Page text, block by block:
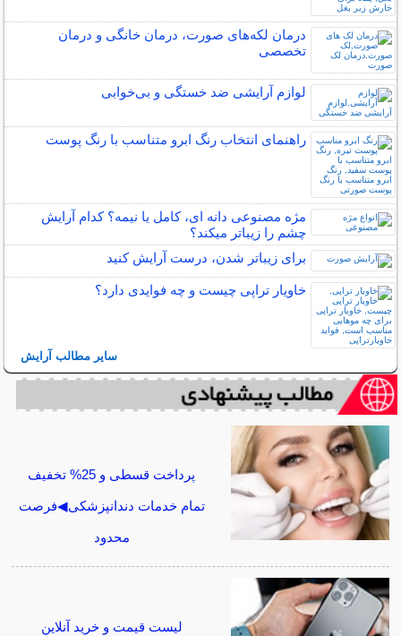
درمان لکه‌های صورت، درمان خانگی و درمان
تخصصی
لوازم آرایشی ضد خستگی و بی‌خوابی
راهنمای انتخاب رنگ ابرو متناسب با رنگ پوست
مژه مصنوعی دانه ای، کامل یا نیمه؟ کدام آرایش
چشم را زیباتر میکند؟
برای زیباتر شدن، درست آرایش کنید
خاویار تراپی چیست و چه فوایدی دارد؟
سایر مطالب آرایش
پرداخت قسطی و 25% تخفیف
تمام خدمات دندانپزشکی◀فرصت
محدود
لیست قیمت و خرید آنلاین